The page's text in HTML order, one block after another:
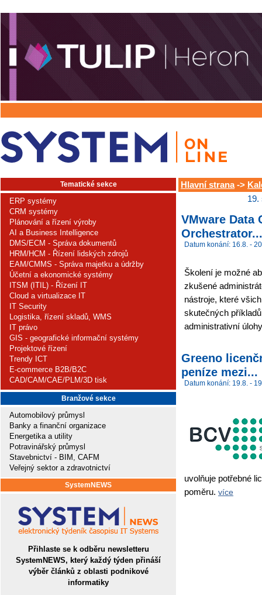
Tematické sekce
ERP systémy
CRM systémy
Plánování a řízení výroby
AI a Business Intelligence
DMS/ECM - Správa dokumentů
HRM/HCM - Řízení lidských zdrojů
EAM/CMMS - Správa majetku a údržby
Účetní a ekonomické systémy
ITSM (ITIL) - Řízení IT
Cloud a virtualizace IT
IT Security
Logistika, řízení skladů, WMS
IT právo
GIS - geografické informační systémy
Projektové řízení
Trendy ICT
E-commerce B2B/B2C
CAD/CAM/CAE/PLM/3D tisk
Branžové sekce
Automobilový průmysl
Banky a finanční organizace
Energetika a utility
Potravinářský průmysl
Stavebnictví - BIM, CAFM
Veřejný sektor a zdravotnictví
SystemNEWS
Přihlaste se k odběru newsletteru
SystemNEWS, který každý týden přináší
výběr článků z oblasti podnikové
informatiky
Hlavní strana->
19.
VMware Data
Orchestrator...
Datum konání: 16.8. -
Školení je možné
zkušené
nástroje, které
skutečných
administrativní
Greeno
peníze mezi...
Datum konání: 19.8. -
uvolňuje potřebné
poměru. více